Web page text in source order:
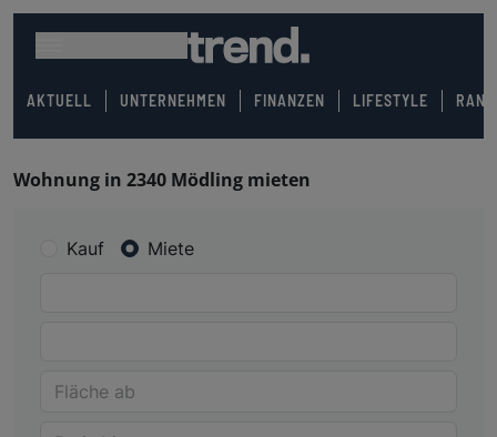
AKTUELL UNTERNEHMEN FINANZEN LIFESTYLE
Wohnung in 2340 Mödling mieten
Kauf Miete